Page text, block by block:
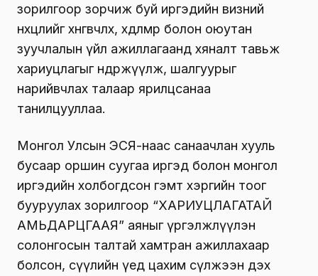
зорилгоор зорчиж буй иргэдийн визний
нөхцөлийг хөнгөвчлөх, хөдөлмөр болон оюутан
зуучлалын үйл ажиллагаанд хяналт тавьж
хариуцлагыг өндөржүүлж, шалгуурыг
нарийвчлах талаар ярилцсанаа
танилцууллаа.
Монгол Улсын ЭСЯ-наас санаачлан хууль
бусаар оршин суугаа иргэд болон монгол
иргэдийн холбогдсон гэмт хэргийн тоог
бууруулах зорилгоор “ХАРИУЦЛАГАТАЙ
АМЬДАРЦГААЯ” аяныг үргэлжлүүлэн
солонгосын талтай хамтран ажиллахаар
болсон, сүүлийн үед цахим сүлжээн дэх